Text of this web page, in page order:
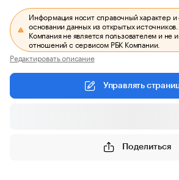
Информация носит справочный характер и
основании данных из открытых источников.
Компания не является пользователем и не
отношений с сервисом РБК Компании.
Редактировать описание
Управлять
Поделиться